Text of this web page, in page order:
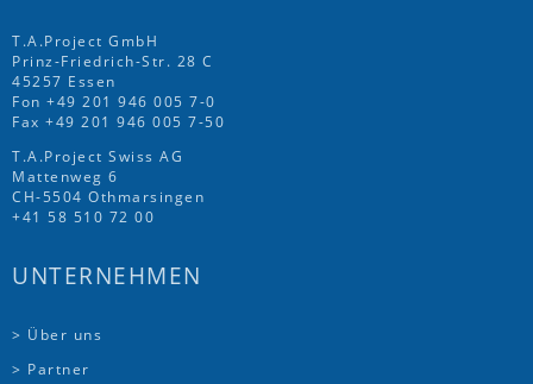
T.A.Project GmbH
Prinz-Friedrich-Str. 28 C
45257 Essen
Fon +49 201 946 005 7-0
Fax +49 201 946 005 7-50
T.A.Project Swiss AG
Mattenweg 6
CH-5504 Othmarsingen
+41 58 510 72 00
UNTERNEHMEN
> Über uns
> Partner